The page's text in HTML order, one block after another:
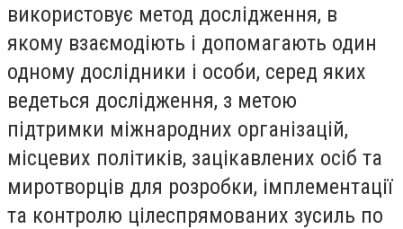
використовує метод дослідження, в
якому взаємодіють і допомагають один
одному дослідники і особи, серед яких
ведеться дослідження, з метою
підтримки міжнародних організацій,
місцевих політиків, зацікавлених осіб та
миротворців для розробки, імплементації
та контролю цілеспрямованих зусиль по